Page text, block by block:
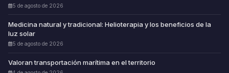
5 de agosto de 2026
Medicina natural y tradicional: Helioterapia y los beneficios de la
luz solar
5 de agosto de 2026
Valoran transportación marítima en el territorio